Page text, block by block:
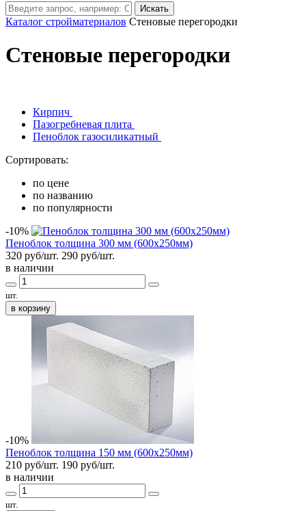
Искать
Каталог стройматериалов Стеновые перегородки
Стеновые перегородки
Кирпич
Пазогребневая плита
Пеноблок газосиликатный
Сортировать:
по цене
по названию
по популярности
-10%
Пеноблок толщина 300 мм (600x250мм)
320 руб/шт. 290 руб/шт.
в наличии
шт.
в корзину
-10%
Пеноблок толщина 150 мм (600x250мм)
210 руб/шт. 190 руб/шт.
в наличии
шт.